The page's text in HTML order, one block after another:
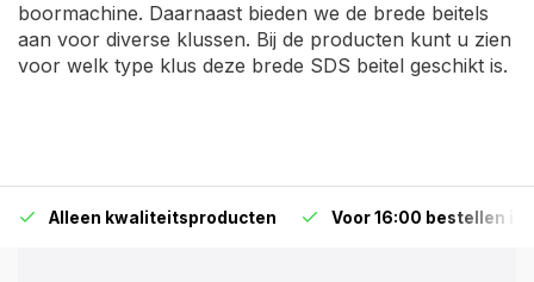
boormachine. Daarnaast bieden we de brede beitels
aan voor diverse klussen. Bij de producten kunt u zien
voor welk type klus deze brede SDS beitel geschikt is.
Alleen kwaliteitsproducten Voor 16:00 bestellen is